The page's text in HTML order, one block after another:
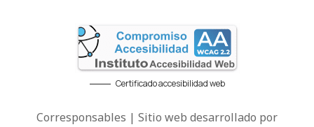
Certificado accesibilidad web
Corresponsables | Sitio web desarrollado por